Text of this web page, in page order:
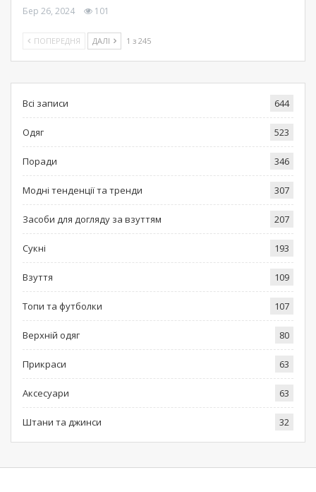
Бер 26, 2024 101
ПОПЕРЕДНЯ ДАЛІ 1 з 245
Всі записи 644
Одяг 523
Поради 346
Модні тенденції та тренди 307
Засоби для догляду за взуттям 207
Сукні 193
Взуття 109
Топи та футболки 107
Верхній одяг 80
Прикраси 63
Аксесуари 63
Штани та джинси 32